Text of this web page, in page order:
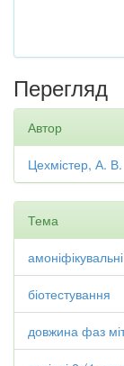
Перегляд
Автор
Цехмістер, А. В.
Тема
біотестування
довжина фаз